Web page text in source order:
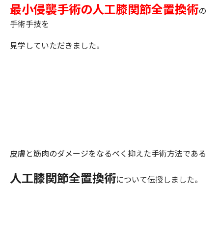
最小侵襲手術の人工膝関節全置換術の
手術手技を
見学していただきました。
皮膚と筋肉のダメージをなるべく抑えた手術方法である
人工膝関節全置換術について伝授しました。